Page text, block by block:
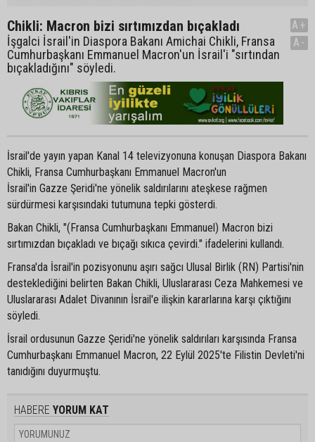
Chikli: Macron bizi sırtımızdan bıçakladı
İşgalci İsrail'in Diaspora Bakanı Amichai Chikli, Fransa
Cumhurbaşkanı Emmanuel Macron'un İsrail'i "sırtından
bıçakladığını" söyledi.
A+
A-
İsrail'de yayın yapan Kanal 14 televizyonuna konuşan Diaspora Bakanı
Chikli, Fransa Cumhurbaşkanı Emmanuel Macron'un
İsrail'in Gazze Şeridi'ne yönelik saldırılarını ateşkese rağmen
sürdürmesi karşısındaki tutumuna tepki gösterdi.
Bakan Chikli, "(Fransa Cumhurbaşkanı Emmanuel) Macron bizi
sırtımızdan bıçakladı ve bıçağı sıkıca çevirdi." ifadelerini kullandı.
Fransa'da İsrail'in pozisyonunu aşırı sağcı Ulusal Birlik (RN) Partisi'nin
desteklediğini belirten Bakan Chikli, Uluslararası Ceza Mahkemesi ve
Uluslararası Adalet Divanının İsrail'e ilişkin kararlarına karşı çıktığını
söyledi.
İsrail ordusunun Gazze Şeridi'ne yönelik saldırıları karşısında Fransa
Cumhurbaşkanı Emmanuel Macron, 22 Eylül 2025'te Filistin Devleti'ni
tanıdığını duyurmuştu.
HABERE YORUM KAT